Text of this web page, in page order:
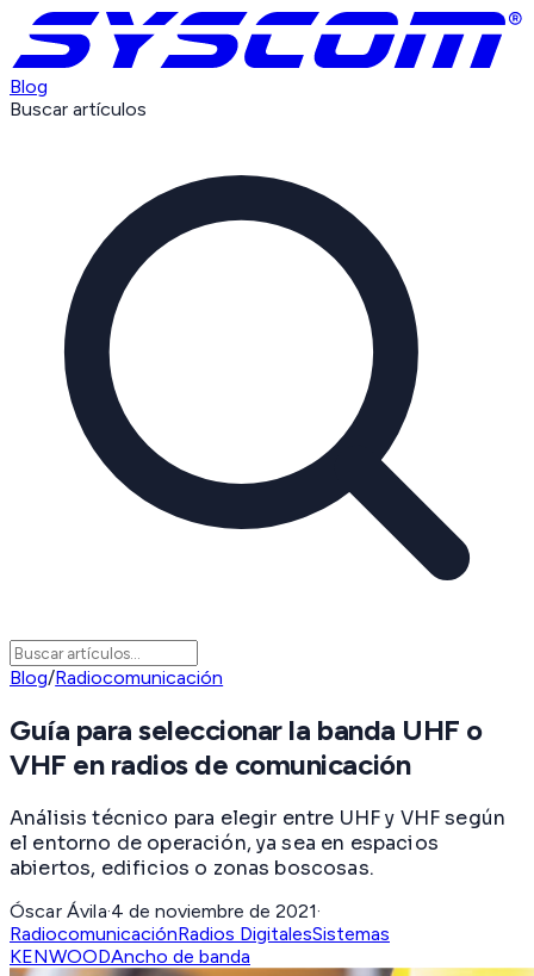
Blog
Buscar artículos
Blog/Radiocomunicación
Guía para seleccionar la banda UHF o
VHF en radios de comunicación
Análisis técnico para elegir entre UHF y VHF según
el entorno de operación, ya sea en espacios
abiertos, edificios o zonas boscosas.
Óscar Ávila·4 de noviembre de 2021·
RadiocomunicaciónRadios DigitalesSistemas
KENWOODAncho de banda